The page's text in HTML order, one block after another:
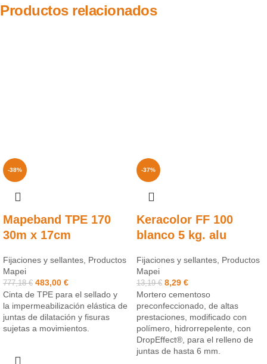
Productos relacionados
-38%
Mapeband TPE 170
30m x 17cm
Fijaciones y sellantes, Productos
Mapei
777,18€ 483,00 €
Cinta de TPE para el sellado y
la impermeabilización elástica de
juntas de dilatación y fisuras
sujetas a movimientos.
-37%
Keracolor FF 100
blanco 5 kg. alu
Fijaciones y sellantes, Productos
Mapei
13,19€ 8,29 €
Mortero cementoso
preconfeccionado, de altas
prestaciones, modificado con
polímero, hidrorrepelente, con
DropEffect®, para el relleno de
juntas de hasta 6 mm.